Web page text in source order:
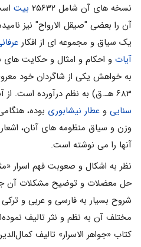
نسخه های آن شامل ۲۵۶۳۲
بیت
آن را بعضی "صیقل الارواح" نیز
یک سیاق و مجموعه ای از افکار
آیات و احکام و امثال و حکایت
به خواهش یکی از شاگردان خود
۶۸۳ هـ.ق) به نظم درآورده است. از آنجا که مولانا بسیار مجذوب
سنایی و عطار نیشابوری بوده،
وزن و سیاق منظومه های آنان،
آنها را می نوشته است.
نظر به اشکال و صعوبت فهم اسرار
حل معضلات و توضیح مشکلات آن
شروح بسیار به فارسی و عربی و
مختلف آن به نظم و نثر تالیف
کتاب «جواهر‌ الاسرار» تالیف